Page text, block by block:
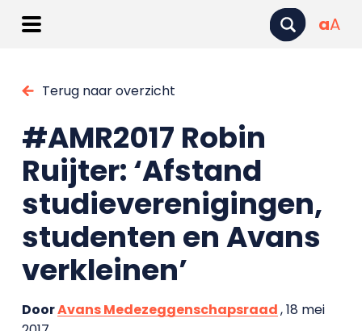
aA
Terug naar overzicht
#AMR2017 Robin
Ruijter: ‘Afstand
studieverenigingen,
studenten en Avans
verkleinen’
DoorAvans Medezeggenschapsraad, 18 mei